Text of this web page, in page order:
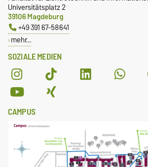
SOZIALE MEDIEN
Universitätsplatz 2
39106 Magdeburg
+49 391 67-58641
mehr…
CAMPUS